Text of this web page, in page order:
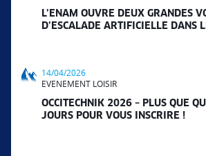
L’ENAM OUVRE DEUX GRANDES
D’ESCALADE ARTIFICIELLE DANS
14/04/2026
EVENEMENT LOISIR
OCCITECHNIK 2026 – PLUS QUE
JOURS POUR VOUS INSCRIRE !